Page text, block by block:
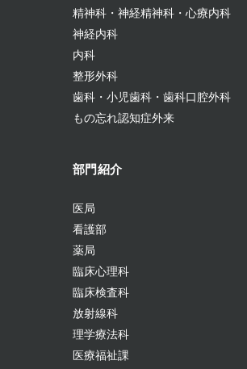
精神科・神経精神科・心療内科
神経内科
内科
整形外科
歯科・小児歯科・歯科口腔外科
もの忘れ認知症外来
部門紹介
医局
看護部
薬局
臨床心理科
臨床検査科
放射線科
理学療法科
医療福祉課